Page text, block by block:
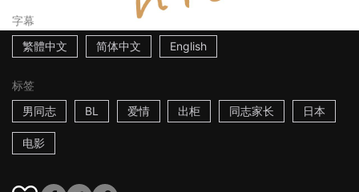
字幕
繁體中文
简体中文 English
标签
男同志
BL 爱情 出柜 同志家长 日本
电影